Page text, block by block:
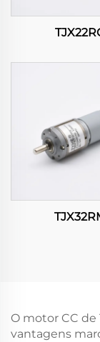
O motor CC
vantagens